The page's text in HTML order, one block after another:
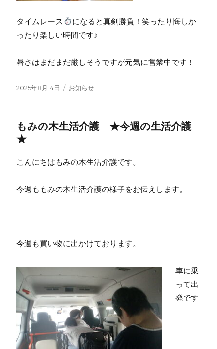
タイムレース
になると真剣勝負！笑ったり悔しか
ったり楽しい時間です♪
暑さはまだまだ厳しそうですが元気に営業中です！
投
2025年8月14日
カ
ー
お知らせ
もみの木生活介護 ★今週の生活介護
★
こんにちはもみの木生活介護です。
今週ももみの木生活介護の様子をお伝えします。
今週も買い物に出かけております。
車に乗
って出
発です